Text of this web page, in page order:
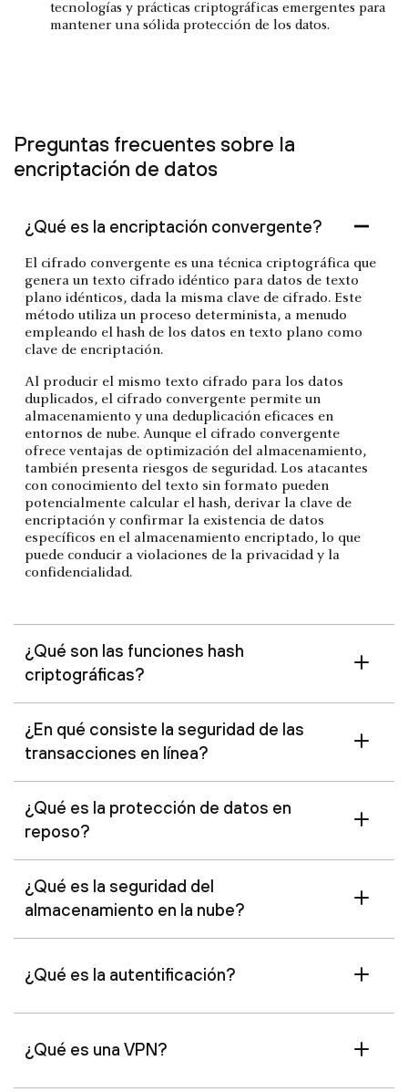
tecnologías y prácticas criptográficas emergentes para
mantener una sólida protección de los datos.
Preguntas frecuentes sobre la
encriptación de datos
¿Qué es la encriptación convergente?
El cifrado convergente es una técnica criptográfica que
genera un texto cifrado idéntico para datos de texto
plano idénticos, dada la misma clave de cifrado. Este
método utiliza un proceso determinista, a menudo
empleando el hash de los datos en texto plano como
clave de encriptación.
Al producir el mismo texto cifrado para los datos
duplicados, el cifrado convergente permite un
almacenamiento y una deduplicación eficaces en
entornos de nube. Aunque el cifrado convergente
ofrece ventajas de optimización del almacenamiento,
también presenta riesgos de seguridad. Los atacantes
con conocimiento del texto sin formato pueden
potencialmente calcular el hash, derivar la clave de
encriptación y confirmar la existencia de datos
específicos en el almacenamiento encriptado, lo que
puede conducir a violaciones de la privacidad y la
confidencialidad.
¿Qué son las funciones hash
criptográficas?
¿En qué consiste la seguridad de las
transacciones en línea?
¿Qué es la protección de datos en
reposo?
¿Qué es la seguridad del
almacenamiento en la nube?
¿Qué es la autentificación?
¿Qué es una VPN?